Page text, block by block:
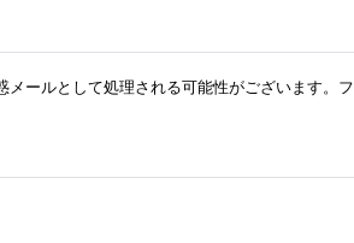
ールとして処理される可能性がございます。フ